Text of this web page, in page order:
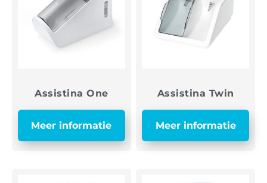
Assistina One
Meer informatie
Assistina Twin
Meer informatie